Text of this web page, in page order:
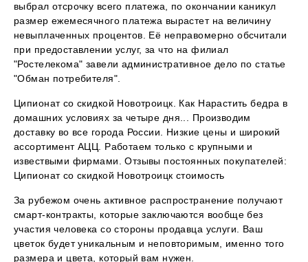
выбрал отсрочку всего платежа, по окончании каникул
размер ежемесячного платежа вырастет на величину
невыплаченных процентов. Её неправомерно обсчитали
при предоставлении услуг, за что на филиал
"Ростелекома" завели административное дело по статье
"Обман потребителя".
Ципионат со скидкой Новотроицк. Как Нарастить бедра в
домашних условиях за четыре дня... Производим
доставку во все города России. Низкие цены и широкий
ассортимент АЦЦ. Работаем только с крупными и
извествыми фирмами. Отзывы постоянных покупателей:
Ципионат со скидкой Новотроицк стоимость
За рубежом очень активное распространение получают
смарт-контракты, которые заключаются вообще без
участия человека со стороны продавца услуги. Ваш
цветок будет уникальным и неповторимым, именно того
размера и цвета, который вам нужен.